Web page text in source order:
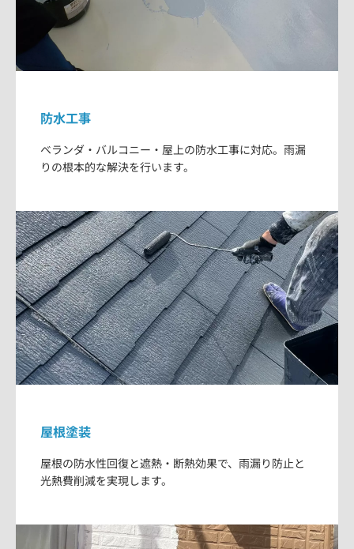
屋根塗装
屋根の防水性回復と遮熱・断熱効果で、雨漏り防止と
光熱費削減を実現します。
防水工事
ベランダ・バルコニー・屋上の防水工事に対応。雨漏
りの根本的な解決を行います。